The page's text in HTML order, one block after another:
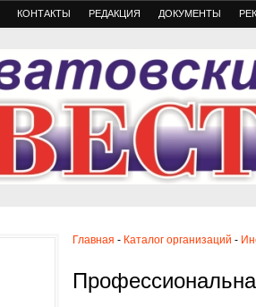
КОНТАКТЫ РЕДАКЦИЯ ДОКУМЕНТЫ
Главная - Каталог организаций -